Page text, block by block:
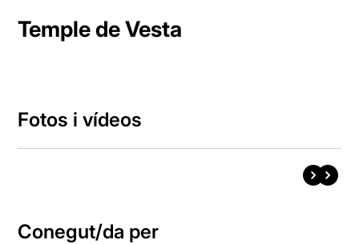
Temple de Vesta
Fotos i vídeos
Conegut/da per